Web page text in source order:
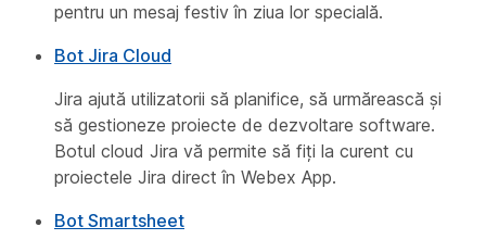
pentru un mesaj festiv în ziua lor specială.
Bot Jira Cloud
Jira ajută utilizatorii să planifice, să urmărească și
să gestioneze proiecte de dezvoltare software.
Botul cloud Jira vă permite să fiți la curent cu
proiectele Jira direct în Webex App.
Bot Smartsheet